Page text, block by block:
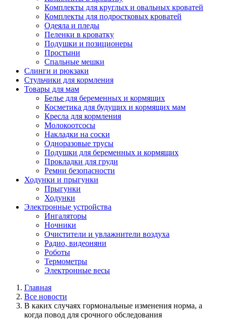
Комплекты для круглых и овальных кроватей
Комплекты для подростковых кроватей
Одеяла и пледы
Пеленки в кроватку
Подушки и позиционеры
Простыни
Спальные мешки
Слинги и рюкзаки
Стульчики для кормления
Товары для мам
Белье для беременных и кормящих
Косметика для будущих и кормящих мам
Кресла для кормления
Молокоотсосы
Накладки на соски
Одноразовые трусы
Подушки для беременных и кормящих
Прокладки для груди
Ремни безопасности
Ходунки и прыгунки
Прыгунки
Ходунки
Электронные устройства
Ингаляторы
Ночники
Очистители и увлажнители воздуха
Радио, видеоняни
Роботы
Термометры
Электронные весы
Главная
Все новости
В каких случаях гормональные изменения норма, а
когда повод для срочного обследования